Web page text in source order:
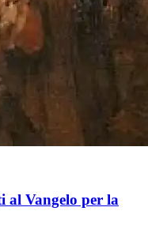
al Vangelo per la